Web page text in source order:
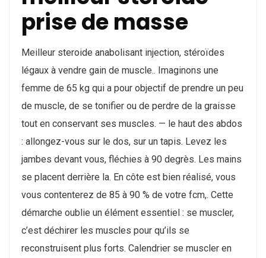
prise de masse
Meilleur steroide anabolisant injection, stéroïdes
légaux à vendre gain de muscle.. Imaginons une
femme de 65 kg qui a pour objectif de prendre un peu
de muscle, de se tonifier ou de perdre de la graisse
tout en conservant ses muscles. — le haut des abdos
: allongez-vous sur le dos, sur un tapis. Levez les
jambes devant vous, fléchies à 90 degrès. Les mains
se placent derrière la. En côte est bien réalisé, vous
vous contenterez de 85 à 90 % de votre fcm,. Cette
démarche oublie un élément essentiel : se muscler,
c’est déchirer les muscles pour qu’ils se
reconstruisent plus forts. Calendrier se muscler en